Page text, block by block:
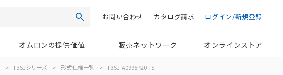
検索 ログイン/新規登録
カタログ請求
お問い合わせ
オムロンの提供価値 販売ネットワーク オンラインストア
> F3SJシリーズ > 形式仕様一覧 > F3SJ-A0995P20-TS